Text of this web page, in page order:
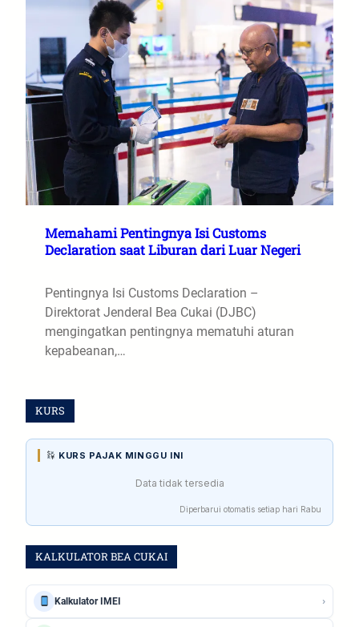
Memahami Pentingnya Isi Customs
Declaration saat Liburan dari Luar Negeri
Pentingnya Isi Customs Declaration –
Direktorat Jenderal Bea Cukai (DJBC)
mengingatkan pentingnya mematuhi aturan
kepabeanan,…
KURS
KURS PAJAK MINGGU INI
Data tidak tersedia
Diperbarui otomatis setiap hari Rabu
KALKULATOR BEA CUKAI
Kalkulator IMEI ›